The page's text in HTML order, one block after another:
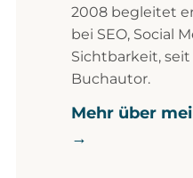
2008 begleitet
bei SEO, Social
Sichtbarkeit, seit
Buchautor.
Mehr über
→